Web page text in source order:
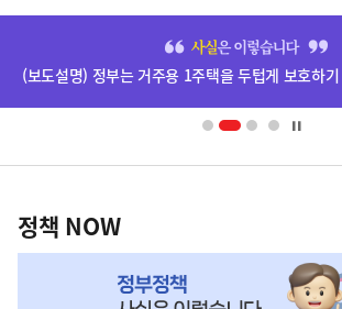
배
영
책
NOW,
정책 NOW